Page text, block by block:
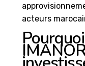
acteurs